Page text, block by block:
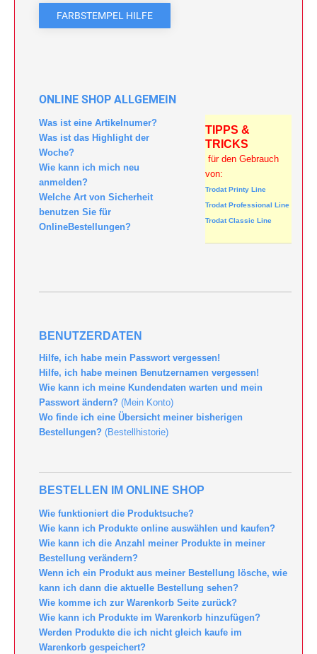
PROFESSIONAL LINE
ZIFFERNBANDDREHSTEMPEL
MEHRFARBIGE TEXTSTEMPEL PRINTY LINE
TEXTPLATTEN FÜR PRINTY LINE
TEXTSTEMPEL
TEXTPLATTEN FÜR PRINTY LINE
TEXTPLATTEN FÜR PROFESSIONAL
DATUMSTEMPEL
TEXTPLATTEN FÜR CLASSIC 2910
HolzstempelFARBSTEMPEL HILFE
ONLINE SHOP ALLGEMEIN
Was ist eine Artikelnumer?
Was ist das Highlight der
Woche?
Wie kann ich mich neu
anmelden?
Welche Art von Sicherheit
benutzen Sie für
OnlineBestellungen?
TIPPS &
TRICKS
für den Gebrauch
von:
Trodat Printy Line
Trodat Professional Line
Trodat Classic Line
BENUTZERDATEN
Hilfe, ich habe mein Passwort vergessen!
Hilfe, ich habe meinen Benutzernamen vergessen!
Wie kann ich meine Kundendaten warten und mein
Passwort ändern? (Mein Konto)
Wo finde ich eine Übersicht meiner bisherigen
Bestellungen? (Bestellhistorie)
BESTELLEN IM ONLINE SHOP
Wie funktioniert die Produktsuche?
Wie kann ich Produkte online auswählen und kaufen?
Wie kann ich die Anzahl meiner Produkte in meiner
Bestellung verändern?
Wenn ich ein Produkt aus meiner Bestellung lösche, wie
kann ich dann die aktuelle Bestellung sehen?
Wie komme ich zur Warenkorb Seite zurück?
Wie kann ich Produkte im Warenkorb hinzufügen?
Werden Produkte die ich nicht gleich kaufe im
Warenkorb gespeichert?